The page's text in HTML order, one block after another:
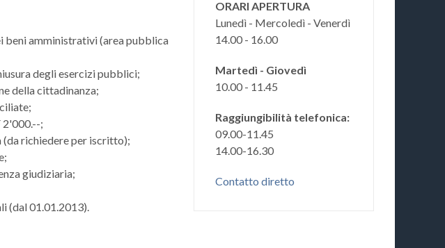
beni amministrativi (area pubblica
degli esercizi pubblici;
della cittadinanza;
;
richiedere per iscritto);
giudiziaria;
(dal 01.01.2013).
ORARI APERTURA
Lunedì - Mercoledì - Venerdì
14.00 - 16.00
Martedì - Giovedì
10.00 - 11.45
Raggiungibilità telefonica:
09.00-11.45
14.00-16.30
Contatto diretto